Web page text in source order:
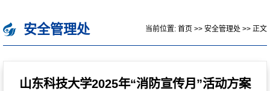
安全管理处 当前位置: 首页 >> 安全管理处 >> 正文
山东科技大学2025年“消防宣传月”活动方案